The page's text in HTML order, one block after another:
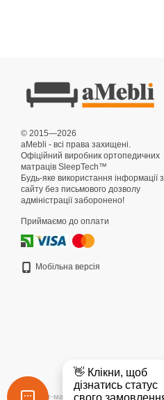
© 2015—2026
aMebli - всі права захищені.
Офіційний виробник ортопедичних
матраців SleepTech™
Будь-яке використання інформації з
сайту без письмового дозволу
адміністрації заборонено!
Приймаємо до оплати
Мобільна версія
Інтернет-магазин створений з Хорошоп